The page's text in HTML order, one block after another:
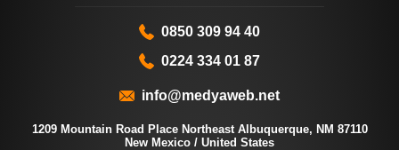
0850 309 94 40
0224 334 01 87
info@medyaweb.net
1209 Mountain Road Place Northeast Albuquerque, NM 87110
New Mexico / United States